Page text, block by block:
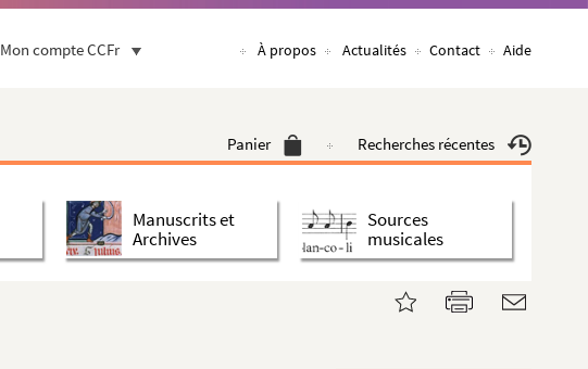
Mon compte CCFr À propos Actualités Contact Aide
Panier Recherches récentes
Manuscrits et
Archives
Sources
musicales